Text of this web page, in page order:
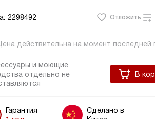
2298492 Отложить
Цена действительна на момент
и моющие
отдельно не
В
Гарантия
Сделано в